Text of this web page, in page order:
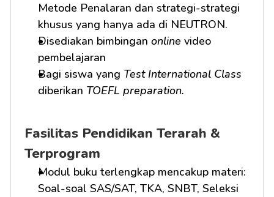
Metode Penalaran dan strategi-strategi
khusus yang hanya ada di NEUTRON.
Disediakan bimbingan online video
pembelajaran
Bagi siswa yang Test International Class
diberikan TOEFL preparation.
Fasilitas Pendidikan Terarah &
Terprogram
Modul buku terlengkap mencakup materi:
Soal-soal SAS/SAT, TKA, SNBT, Seleksi